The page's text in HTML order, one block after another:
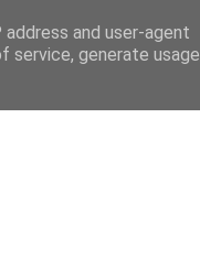
and user-agent
service, generate usage